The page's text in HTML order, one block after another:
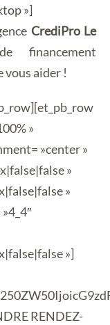
»]
CrediPro Le
vous aider !
»
»center »
»
»
»]
RENDEZ-